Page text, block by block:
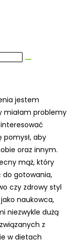
jestem
miałam problemy
pomysł, aby
oraz innym.
mąż, który
do gotowania,
czy zdrowy styl
naukowca,
niezwykle dużą
z
w dietach